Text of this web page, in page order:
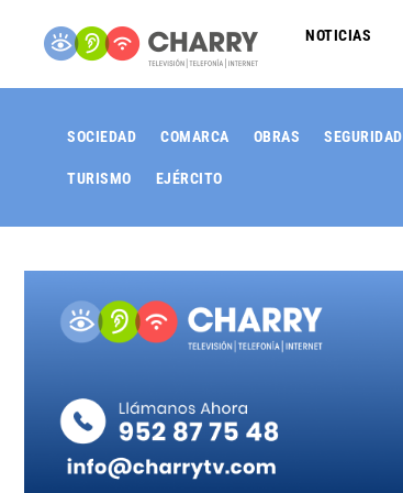
NOTICIAS
SOCIEDAD COMARCA OBRAS SEGURIDAD
TURISMO EJÉRCITO